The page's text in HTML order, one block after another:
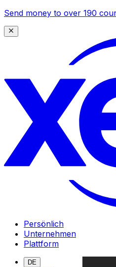
Send money to over 190
Persönlich
Unternehmen
Plattform
DE